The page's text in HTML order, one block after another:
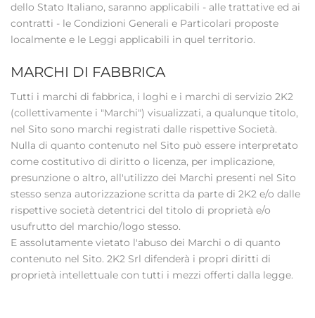
dello Stato Italiano, saranno applicabili - alle trattative ed ai
contratti - le Condizioni Generali e Particolari proposte
localmente e le Leggi applicabili in quel territorio.
MARCHI DI FABBRICA
Tutti i marchi di fabbrica, i loghi e i marchi di servizio 2K2
(collettivamente i "Marchi") visualizzati, a qualunque titolo,
nel Sito sono marchi registrati dalle rispettive Società.
Nulla di quanto contenuto nel Sito può essere interpretato
come costitutivo di diritto o licenza, per implicazione,
presunzione o altro, all'utilizzo dei Marchi presenti nel Sito
stesso senza autorizzazione scritta da parte di 2K2 e/o dalle
rispettive società detentrici del titolo di proprietà e/o
usufrutto del marchio/logo stesso.
E assolutamente vietato l'abuso dei Marchi o di quanto
contenuto nel Sito. 2K2 Srl difenderà i propri diritti di
proprietà intellettuale con tutti i mezzi offerti dalla legge.